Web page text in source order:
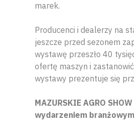
marek.
Producenci i dealerzy na
jeszcze przed sezonem
wystawę przeszło 40
ofertę maszyn i
wystawy prezentuje się
MAZURSKIE AGRO
wydarzeniem